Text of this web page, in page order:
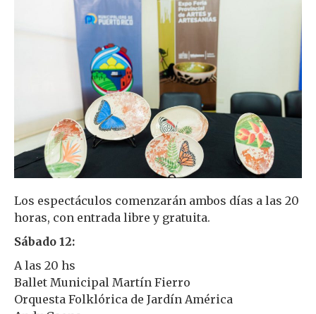
Los espectáculos comenzarán ambos días a las 20
horas, con entrada libre y gratuita.
Sábado 12:
A las 20 hs
Ballet Municipal Martín Fierro
Orquesta Folklórica de Jardín América